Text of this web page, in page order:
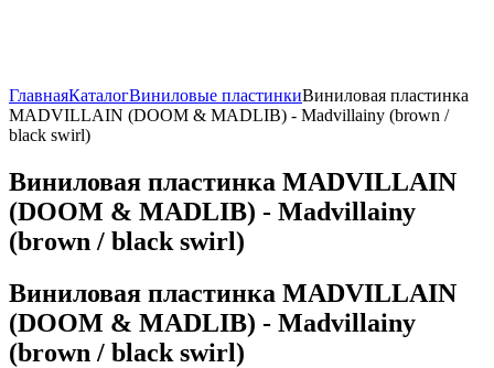
ГлавнаяКаталогВиниловые пластинкиВиниловая пластинка
MADVILLAIN (DOOM & MADLIB) - Madvillainy (brown /
black swirl)
Виниловая пластинка MADVILLAIN
(DOOM & MADLIB) - Madvillainy
(brown / black swirl)
Виниловая пластинка MADVILLAIN
(DOOM & MADLIB) - Madvillainy
(brown / black swirl)